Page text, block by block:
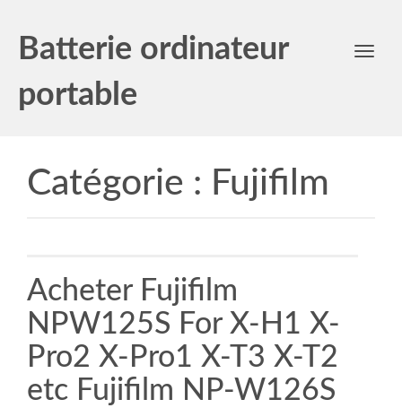
Batterie ordinateur
portable
Toggle
Catégorie : Fujifilm
Acheter Fujifilm
NPW125S For X-H1 X-
Pro2 X-Pro1 X-T3 X-T2
etc Fujifilm NP-W126S